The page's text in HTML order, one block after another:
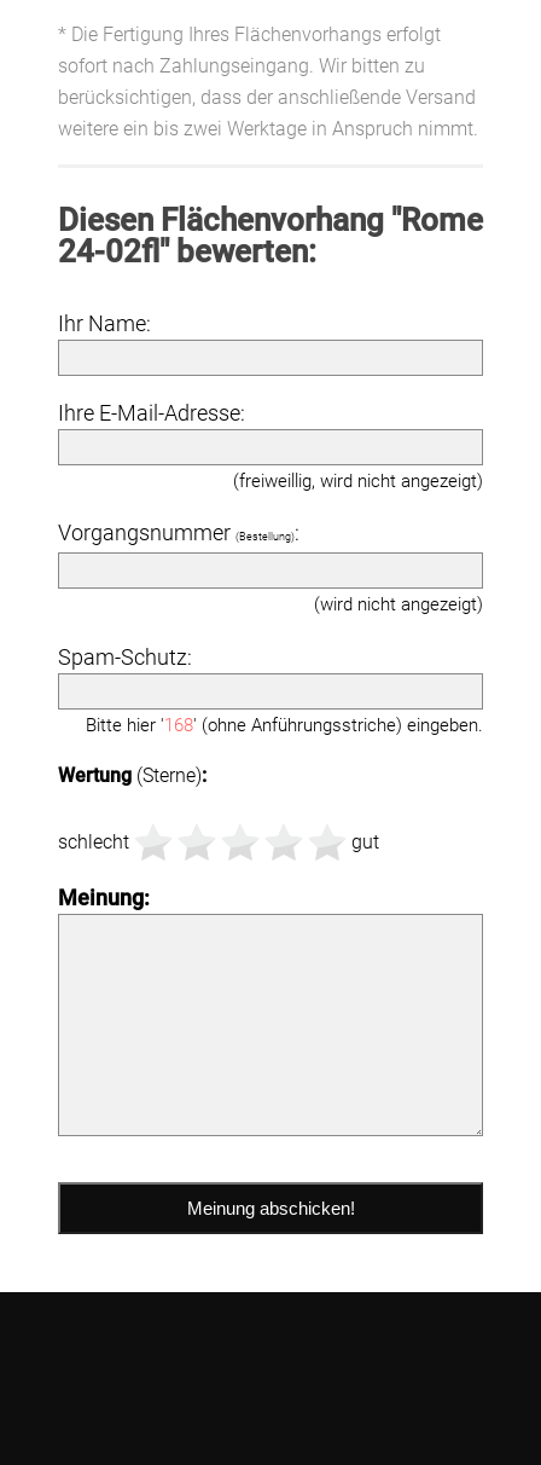
* Die Fertigung Ihres Flächenvorhangs erfolgt
sofort nach Zahlungseingang. Wir bitten zu
berücksichtigen, dass der anschließende Versand
weitere ein bis zwei Werktage in Anspruch nimmt.
Diesen Flächenvorhang "Rome
24-02fl" bewerten:
Ihr Name:
Ihre E-Mail-Adresse:
(freiweillig, wird nicht angezeigt)
Vorgangsnummer (Bestellung):
(wird nicht angezeigt)
Spam-Schutz:
Bitte hier '168' (ohne Anführungsstriche) eingeben.
Wertung (Sterne):
schlecht gut
Meinung: